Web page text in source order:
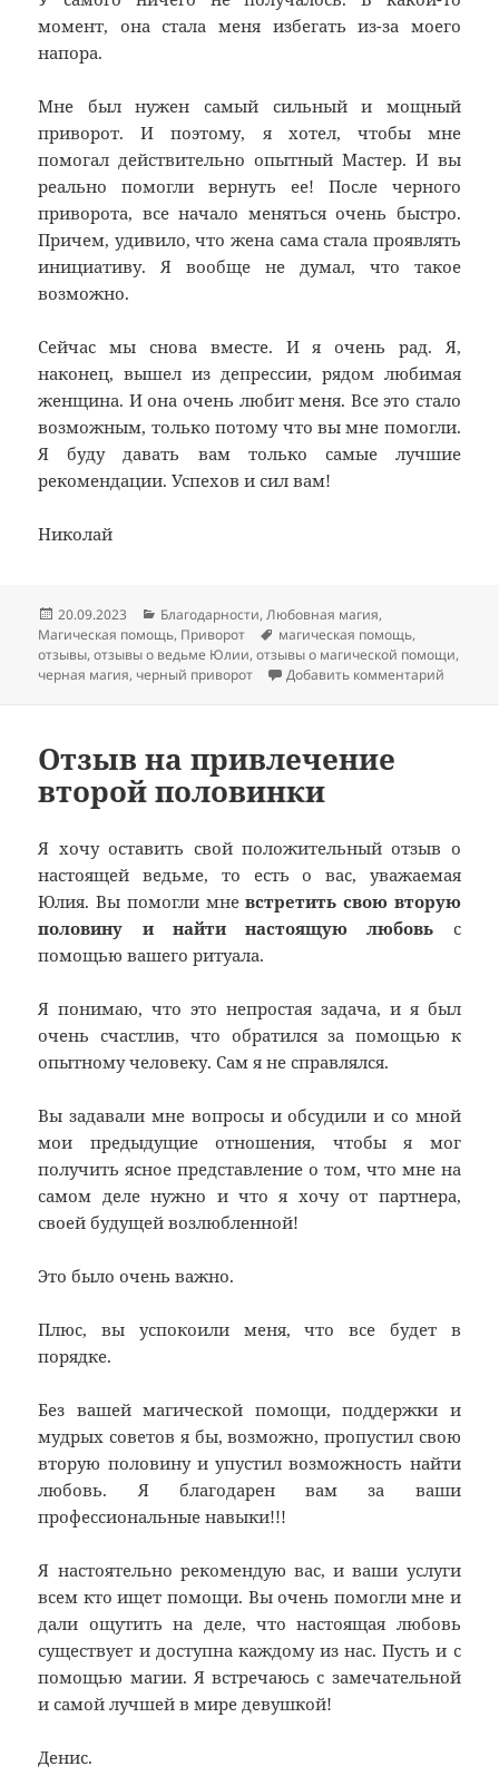
момент, она стала меня избегать из-за моего
напора.
Мне был нужен самый сильный и мощный
приворот. И поэтому, я хотел, чтобы мне
помогал действительно опытный Мастер. И вы
реально помогли вернуть ее! После черного
приворота, все начало меняться очень быстро.
Причем, удивило, что жена сама стала проявлять
инициативу. Я вообще не думал, что такое
возможно.
Сейчас мы снова вместе. И я очень рад. Я,
наконец, вышел из депрессии, рядом любимая
женщина. И она очень любит меня. Все это стало
возможным, только потому что вы мне помогли.
Я буду давать вам только самые лучшие
рекомендации. Успехов и сил вам!
Николай
Опубликовано
20.09.2023 Рубрики
Благодарности,Любовная магия,
Магическая помощь, Приворот Метки
магическая помощь,
отзывы,отзывы о ведьме Юлии,отзывы о магической помощи,
черная магия, черный приворот Добавить комментарий
Отзыв на привлечение
второй половинки
Я хочу оставить свой положительный отзыв о
настоящей ведьме, то есть о вас, уважаемая
Юлия. Вы помогли мневстретить свою вторую
половину и найти настоящую любовь с
помощью вашего ритуала.
Я понимаю, что это непростая задача, и я был
очень счастлив, что обратился за помощью к
опытному человеку. Сам я не справлялся.
Вы задавали мне вопросы и обсудили и со мной
мои предыдущие отношения, чтобы я мог
получить ясное представление о том, что мне на
самом деле нужно и что я хочу от партнера,
своей будущей возлюбленной!
Это было очень важно.
Плюс, вы успокоили меня, что все будет в
порядке.
Без вашей магической помощи, поддержки и
мудрых советов я бы, возможно, пропустил свою
вторую половину и упустил возможность найти
любовь. Я благодарен вам за ваши
профессиональные навыки!!!
Я настоятельно рекомендую вас, и ваши услуги
всем кто ищет помощи. Вы очень помогли мне и
дали ощутить на деле, что настоящая любовь
существует и доступна каждому из нас. Пусть и с
помощью магии. Я встречаюсь с замечательной
и самой лучшей в мире девушкой!
Денис.